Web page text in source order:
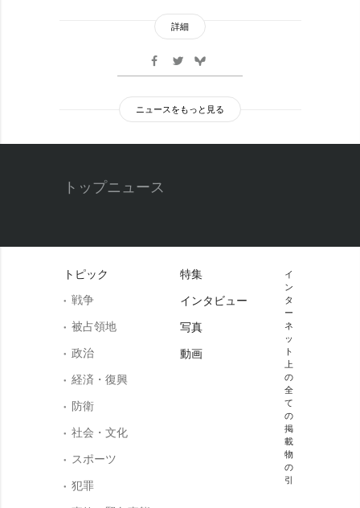
詳細
ニュースをもっと見る
トップニュース
トピック
戦争
被占領地
政治
経済・復興
防衛
社会・文化
スポーツ
犯罪
特集
インタビュー
写真
動画
イ
ン
タ
ー
ネ
ッ
ト
上
の
全
て
の
掲
載
物
の
引